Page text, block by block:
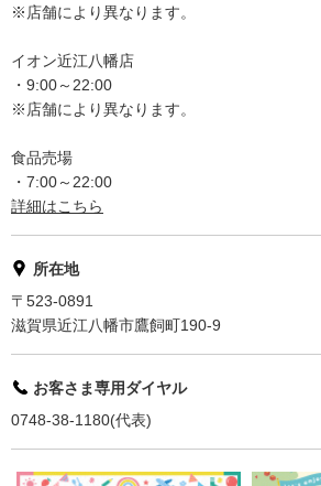
※店舗により異なります。
イオン近江八幡店
・9:00～22:00
※店舗により異なります。
食品売場
・7:00～22:00
詳細はこちら
所在地
〒523-0891
滋賀県近江八幡市鷹飼町190-9
お客さま専用ダイヤル
0748-38-1180(代表)